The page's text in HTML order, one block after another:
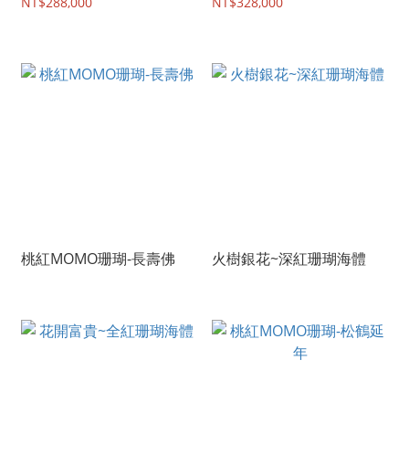
桃紅MOMO珊瑚-長壽佛 火樹銀花~深紅珊瑚海體